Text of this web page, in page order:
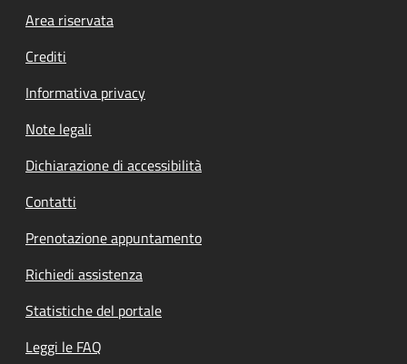
Footer menu
Area riservata
Crediti
Informativa privacy
Note legali
Dichiarazione di accessibilità
Contatti
Prenotazione appuntamento
Richiedi assistenza
Statistiche del portale
Leggi le FAQ